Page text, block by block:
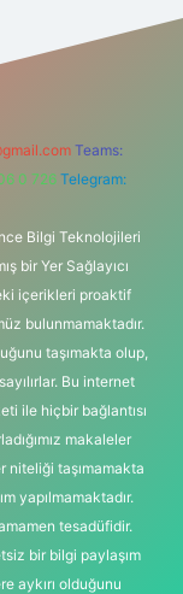
Teams:
0 726 Telegram:
Bilgi Teknolojileri
bir Yer Sağlayıcı
içerikleri proaktif
bulunmamaktadır.
taşımakta olup,
Bu internet
ile hiçbir bağlantısı
makaleler
niteliği taşımamakta
yapılmamaktadır.
tesadüfidir.
bir bilgi paylaşım
aykırı olduğunu